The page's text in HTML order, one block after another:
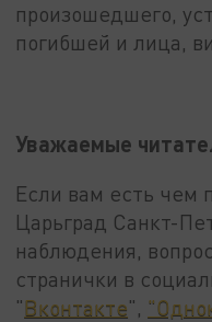
произошедшего,
погибшей и лица,
Уважаемые
Если вам есть чем
Царьград Санкт-
наблюдения,
странички в
"Вконтакте",